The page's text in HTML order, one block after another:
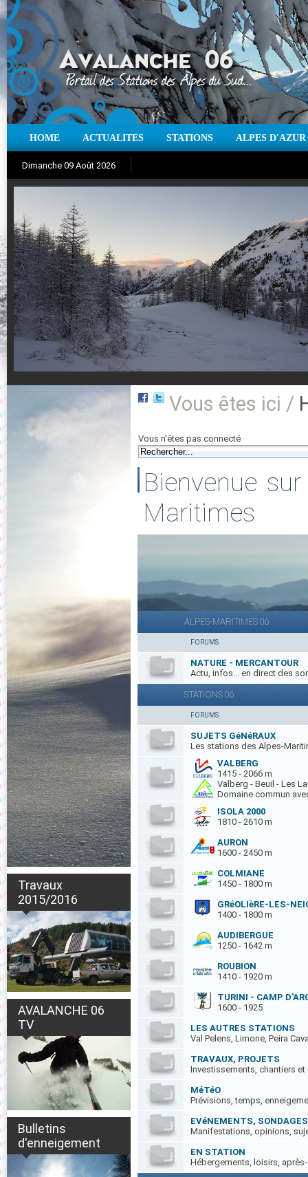
HOME ACTUALITES STATIONS ALPES D'AZUR
Dimanche 09 Août 2026
Aujourd'hui : T° Min :°CT° Max :°C |
Suivez en direct l'actualité des stations
Travaux
2015/2016
AVALANCHE 06
TV
Bulletins
d'enneigement
Vous êtes ici /
Vous n'êtes pas connecté
Bienvenue
Maritimes
ALPES-MARITIMES 06
FORUMS
NATURE - MERCANTOUR
Actu, infos... en direct des
STATIONS 06
FORUMS
SUJETS GéNéRAUX
Les stations des Alpes-
VALBERG
1415 - 2066 m
Valberg - Beuil - Les
Domaine commun
ISOLA 2000
1810 - 2610 m
AURON
1600 - 2450 m
COLMIANE
1450 - 1800 m
GRéOLIèRE-LES-
1400 - 1800 m
AUDIBERGUE
1250 - 1642 m
ROUBION
1410 - 1920 m
TURINI - CAMP
1600 - 1925
LES AUTRES STATIONS
Val Pelens, Limone, Peira
TRAVAUX, PROJETS
Investissements, chantiers
MéTéO
Prévisions, temps,
EVéNEMENTS, SONDAGES
Manifestations, opinions,
EN STATION
Hébergements, loisirs,